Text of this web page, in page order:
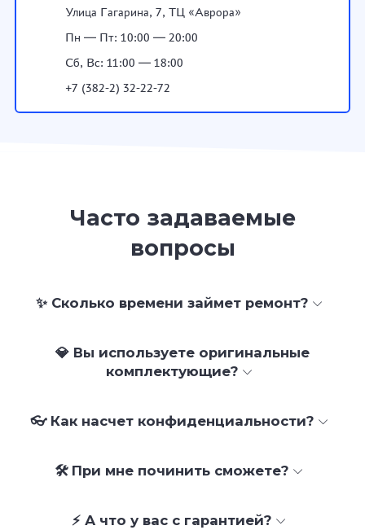
Улица Гагарина, 7, ТЦ «Аврора»
Пн — Пт: 10:00 — 20:00
Сб, Вс: 11:00 — 18:00
+7 (382-2) 32-22-72
Часто задаваемые
вопросы
✨ Сколько времени займет ремонт?
💎 Вы используете оригинальные
комплектующие?
👓 Как насчет конфиденциальности?
🛠 При мне починить сможете?
⚡ А что у вас с гарантией?